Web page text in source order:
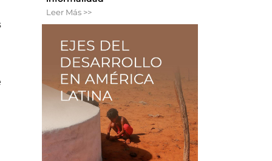
Leer Más >>